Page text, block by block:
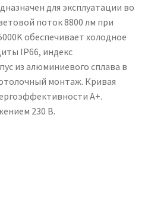
для эксплуатации во
поток 8800 лм при
обеспечивает холодное
IP66, индекс
из алюминиевого сплава в
монтаж. Кривая
A+.
230 В.